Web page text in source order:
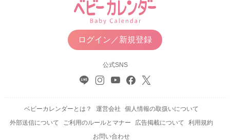
ログイン／新規登録
公式SNS
ベビーカレンダーとは？ 運営会社
個人情報の取扱いについて
外部送信について
ご利用のルールとマナー 広告掲載について
利用規約
お問い合わせ